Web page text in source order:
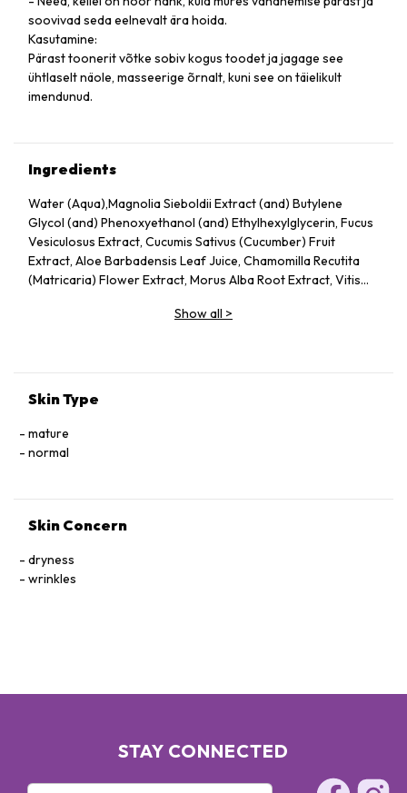
soovivad seda eelnevalt ära hoida.
Kasutamine:
Pärast toonerit võtke sobiv kogus toodet ja jagage see
ühtlaselt näole, masseerige õrnalt, kuni see on täielikult
imendunud.
Ingredients
Water (Aqua),Magnolia Sieboldii Extract (and) Butylene
Glycol (and) Phenoxyethanol (and) Ethylhexylglycerin, Fucus
Vesiculosus Extract, Cucumis Sativus (Cucumber) Fruit
Extract, Aloe Barbadensis Leaf Juice, Chamomilla Recutita
(Matricaria) Flower Extract, Morus Alba Root Extract, Vitis
Sodium Hyaluronate, Ceramide Ⅲ, Tocophersolan,
Show all >
Skin Type
mature
normal
Skin Concern
dryness
wrinkles
STAY CONNECTED